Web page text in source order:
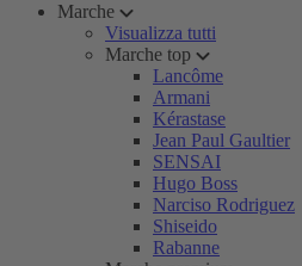
Marche
Visualizza tutti
Marche top
Lancôme
Armani
Kérastase
Jean Paul Gaultier
SENSAI
Hugo Boss
Narciso Rodriguez
Shiseido
Rabanne